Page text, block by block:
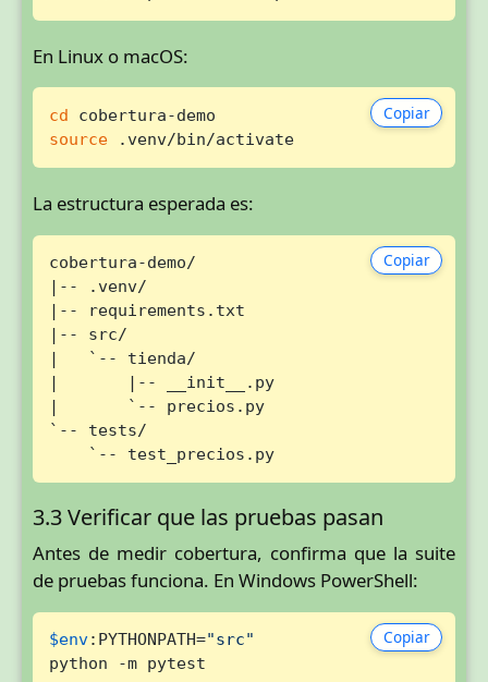
En Linux o macOS:
Copiar
cd
source .venv/bin/activate
La estructura esperada es:
Copiar
cobertura-demo/
|-- .venv/
|-- requirements.txt
|-- src/
|   `-- tienda/
|       |-- __init__.py
|       `-- precios.py
`-- tests/
    `-- test_precios.py
3.3 Verificar que las pruebas pasan
Antes de medir cobertura, confirma que la suite
de pruebas funciona. En Windows PowerShell:
Copiar
$env:PYTHONPATH="src"
python -m pytest